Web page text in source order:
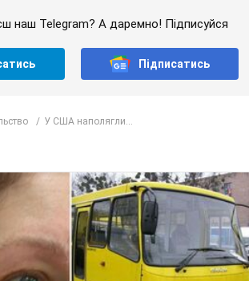
наш Telegram? А даремно! Підписуйся
Підписатись
У США наполягли...